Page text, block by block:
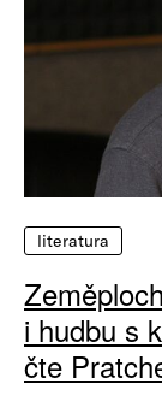
literatura
i hudbu s
čte